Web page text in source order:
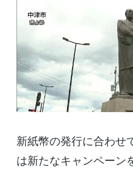
新紙幣の発行に合わせ
は新たなキャンペーン